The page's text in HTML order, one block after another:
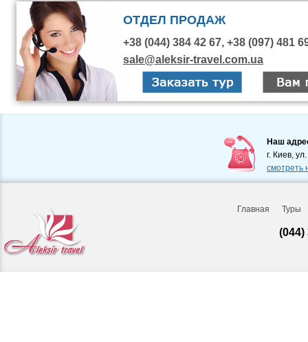
ОТДЕЛ ПРОДАЖ
+38 (044) 384 42 67, +38 (097) 481
sale@aleksir-travel.com.ua
Наш
г. Киев,
смотреть
Главная Туры
(044)